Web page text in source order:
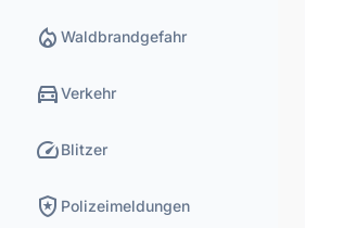
local_fire_department Waldbrandgefahr
directions_carVerkehr
speedBlitzer
local_police Polizeimeldungen